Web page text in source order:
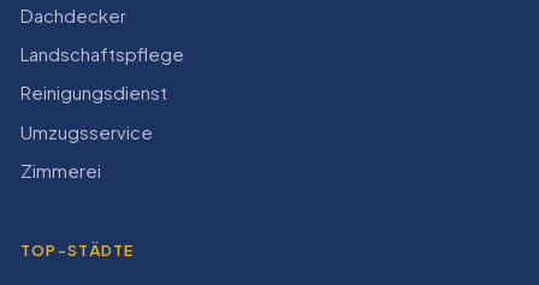
Dachdecker
Landschaftspflege
Reinigungsdienst
Umzugsservice
Zimmerei
TOP-STÄDTE